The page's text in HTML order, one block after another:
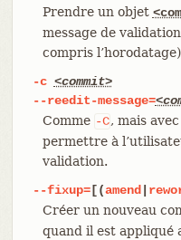
Prendre un objet
message de
compris
-c <commit>
--reedit-message=
Comme -C, mais avec
permettre à
validation.
--fixup=[(amend
Créer un nouveau
quand il est appliqué